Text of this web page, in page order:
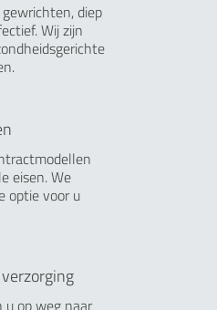
diep
Wij zijn
eisen. We
optie voor u
u op weg naar